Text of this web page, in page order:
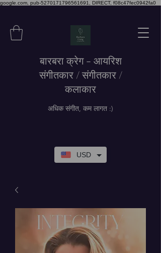
google.com, pub-5270171796561691, DIRECT, f08c47fec0942fa0
USD
बारबरा क्रेग - आयरिश
संगीतकार / संगीतकार /
कलाकार
अधिक संगीत, कम लागत :)